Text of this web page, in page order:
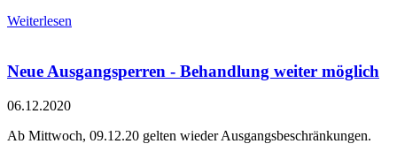
Weiterlesen
Neue Ausgangsperren - Behandlung weiter möglich
06.12.2020
Ab Mittwoch, 09.12.20 gelten wieder Ausgangsbeschränkungen.